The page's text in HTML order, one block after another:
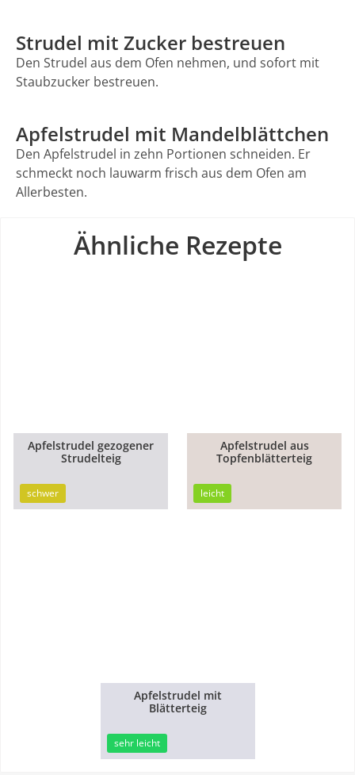
Strudel mit Zucker bestreuen
Den Strudel aus dem Ofen nehmen, und sofort mit
Staubzucker bestreuen.
Apfelstrudel mit Mandelblättchen
Den Apfelstrudel in zehn Portionen schneiden. Er
schmeckt noch lauwarm frisch aus dem Ofen am
Allerbesten.
Ähnliche Rezepte
Apfelstrudel gezogener
Strudelteig
schwer
5min
Apfelstrudel aus
Topfenblätterteig
leicht
Apfelstrudel mit
Blätterteig
sehr leicht